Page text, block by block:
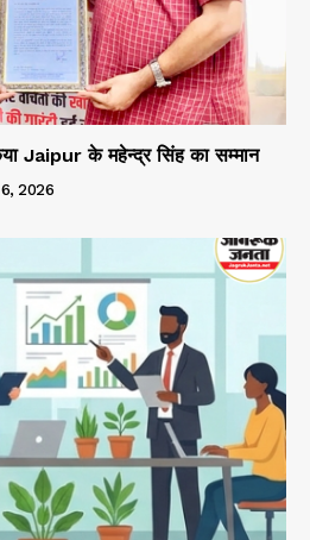
Jaipur के महेन्द्र सिंह का सम्मान
2026